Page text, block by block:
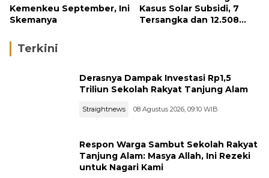
Kemenkeu September, Ini
Skemanya
Kasus Solar Subsidi, 7
Tersangka dan 12.508
Terkini
Derasnya Dampak Investasi Rp1,5
Triliun Sekolah Rakyat Tanjung Alam
Straightnews 08 Agustus 2026, 09:10 WIB
Respon Warga Sambut Sekolah Rakyat
Tanjung Alam: Masya Allah, Ini Rezeki
untuk Nagari Kami